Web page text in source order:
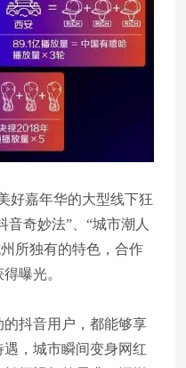
好嘉年华的大型线下狂
音奇妙法”、“城市潮人
所独有的特色，合作
曝光。
抖音用户，都能够享
，城市瞬间变身网红